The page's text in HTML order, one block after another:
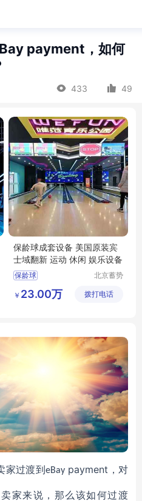
payment，如何
433 49
保龄球成套设备 美国原装宾
士域翻新 运动 休闲 娱乐设备
保龄球
美国原装宾士域翻新
北京蓄势
限公司
￥ 23.00万 拨打电话
家过渡到 eBay payment ，对
家来说， 那么该如何过渡